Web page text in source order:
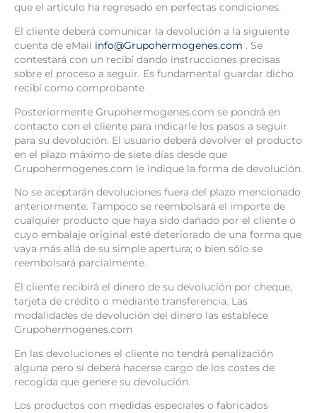
que el artículo ha regresado en perfectas condiciones.
El cliente deberá comunicar la devolución a la siguiente
cuenta de eMail info@Grupohermogenes.com . Se
contestará con un recibí dando instrucciones precisas
sobre el proceso a seguir. Es fundamental guardar dicho
recibí como comprobante
Posteriormente Grupohermogenes.com se pondrá en
contacto con el cliente para indicarle los pasos a seguir
para su devolución. El usuario deberá devolver el producto
en el plazo máximo de siete días desde que
Grupohermogenes.com le indique la forma de devolución.
No se aceptarán devoluciones fuera del plazo mencionado
anteriormente. Tampoco se reembolsará el importe de
cualquier producto que haya sido dañado por el cliente o
cuyo embalaje original esté deteriorado de una forma que
vaya más allá de su simple apertura; o bien sólo se
reembolsará parcialmente.
El cliente recibirá el dinero de su devolución por cheque,
tarjeta de crédito o mediante transferencia. Las
modalidades de devolución del dinero las establece
Grupohermogenes.com
En las devoluciones el cliente no tendrá penalización
alguna pero sí deberá hacerse cargo de los costes de
recogida que genere su devolución.
Los productos con medidas especiales o fabricados